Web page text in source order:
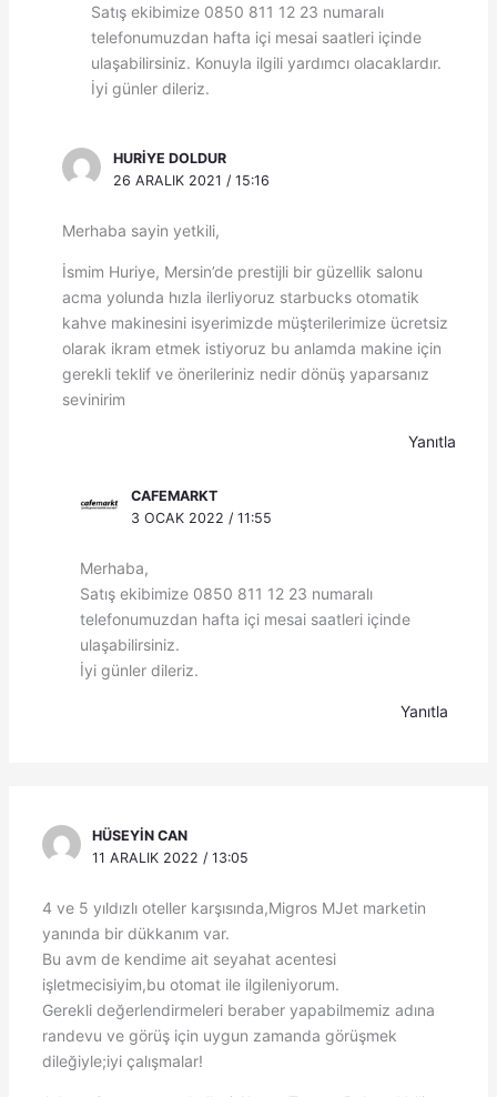
Satış ekibimize 0850 811 12 23 numaralı
telefonumuzdan hafta içi mesai saatleri içinde
ulaşabilirsiniz. Konuyla ilgili yardımcı olacaklardır.
İyi günler dileriz.
HURIYE DOLDUR
26 ARALIK 2021 / 15:16
Merhaba sayin yetkili,
İsmim Huriye, Mersin’de prestijli bir güzellik salonu
acma yolunda hızla ilerliyoruz starbucks otomatik
kahve makinesini isyerimizde müşterilerimize ücretsiz
olarak ikram etmek istiyoruz bu anlamda makine için
gerekli teklif ve önerileriniz nedir dönüş yaparsanız
sevinirim
Yanıtla
CAFEMARKT
3 OCAK 2022 / 11:55
Merhaba,
Satış ekibimize 0850 811 12 23 numaralı
telefonumuzdan hafta içi mesai saatleri içinde
ulaşabilirsiniz.
İyi günler dileriz.
Yanıtla
HÜSEYIN CAN
11 ARALIK 2022 / 13:05
4 ve 5 yıldızlı oteller karşısında,Migros MJet marketin
yanında bir dükkanım var.
Bu avm de kendime ait seyahat acentesi
işletmecisiyim,bu otomat ile ilgileniyorum.
Gerekli değerlendirmeleri beraber yapabilmemiz adına
randevu ve görüş için uygun zamanda görüşmek
dileğiyle;iyi çalışmalar!